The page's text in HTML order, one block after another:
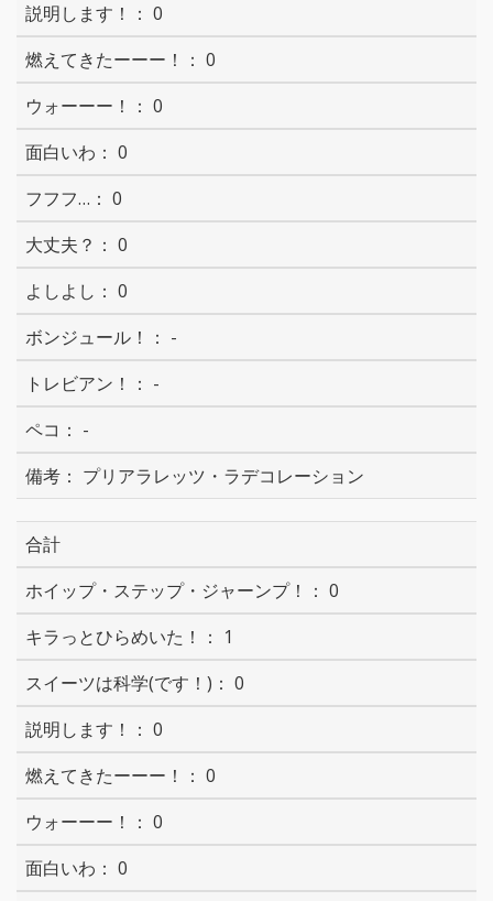
0
0
0
0
0
0
0
-
-
-
プリアラレッツ・ラデコレーション
合計
0
1
0
0
0
0
0